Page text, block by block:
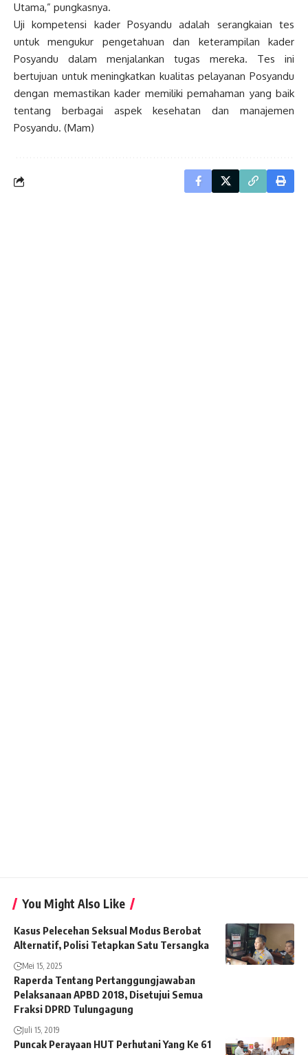
Utama,” pungkasnya.
Uji kompetensi kader Posyandu adalah serangkaian tes
untuk mengukur pengetahuan dan keterampilan kader
Posyandu dalam menjalankan tugas mereka. Tes ini
bertujuan untuk meningkatkan kualitas pelayanan Posyandu
dengan memastikan kader memiliki pemahaman yang baik
tentang berbagai aspek kesehatan dan manajemen
Posyandu. (Mam)
You Might Also Like
Kasus Pelecehan Seksual Modus Berobat
Alternatif, Polisi Tetapkan Satu Tersangka
Mei 15, 2025
Raperda Tentang Pertanggungjawaban
Pelaksanaan APBD 2018, Disetujui Semua
Fraksi DPRD Tulungagung
Juli 15, 2019
Puncak Perayaan HUT Perhutani Yang Ke 61